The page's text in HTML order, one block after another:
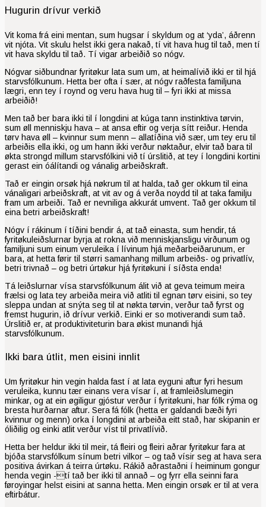
Hugurin drívur verkið
Vit koma frá eini mentan, sum hugsar í skyldum og at ‘yda’, áðrenn
vit njóta. Vit skulu helst ikki gera nakað, tí vit hava hug til tað, men tí
vit hava skyldu til tað. Tí vigar arbeiðið so nógv.
Nógvar siðbundnar fyritøkur lata sum um, at heimalívið ikki er til hjá
starvsfólkunum. Hetta ber ofta í sær, at nógv raðfesta familjuna
lægri, enn tey í roynd og veru hava hug til – fyri ikki at missa
arbeiðið!
Men tað ber bara ikki til í longdini at kúga tann instinktiva tørvin,
sum øll menniskju hava – at ansa eftir og verja sítt reiður. Henda
tørv hava øll – kvinnur sum menn – allatíðina við sær, um tey eru til
arbeiðis ella ikki, og um hann ikki verður nøktaður, elvir tað bara til
økta strongd millum starvsfólkini við tí úrslitið, at tey í longdini kortini
gerast ein óálítandi og vánalig arbeiðskraft.
Tað er eingin orsøk hjá nøkrum til at halda, tað ger okkum til eina
vánaligari arbeiðskraft, at vit av og á verða noydd til at taka familju
fram um arbeiði. Tað er nevniliga akkurát um­vent. Tað ger okk­um til
eina betri arbeiðskraft!
Nógv í rákinum í tíðini bendir á, at tað einasta, sum hendir, tá
fyritøkuleiðslurnar byrja at rokna við menniskjansligu virðunum og
familjuni sum einum veruleika í lívinum hjá meðarbeiðarunum, er
bara, at hetta førir til størri samanhang millum arbeiðs- og privatlív,
betri trivnað – og betri úrtøkur hjá fyritøkuni í síðsta enda!
Tá leiðslurnar vísa starvsfólkunum álit við at geva teimum meira
frælsi og lata tey arbeiða meira við atliti til egnan tørv eisini, so tey
sleppa undan at snýta seg til at nøkta tørvin, verður tað fyrst og
fremst hugurin, ið drívur verkið. Einki er so motiverandi sum tað.
Úrslitið er, at produktiviteturin bara økist munandi hjá
starvsfólkunum.
Ikki bara útlit, men eisini innlit
Um fyritøkur hin vegin halda fast í at lata eyguni aftur fyri hesum
veruleika, kunnu tær einans vera vísar í, at framleiðslumegin
minkar, og at ein øgiligur gjóstur verður í fyritøkuni, har fólk rýma og
bresta hurðarnar aftur. Sera fá fólk (hetta er galdandi bæði fyri
kvinnur og menn) orka í longdini at arbeiða eitt stað, har skipanin er
óliðilig og einki atlit verður víst til privatlívið.
Hetta ber heldur ikki til meir, tá fleiri og fleiri aðrar fyritøkur fara at
bjóða starvsfólkum sínum betri vilkor – og tað vísir seg at hava sera
positiva ávirkan á teirra úrtøku. Rákið aðrastaðni í heiminum gongur
henda vegin -tí tað ber ikki til annað – og fyrr ella seinni fara
føroyingar helst eisini at sanna hetta. Men eingin orsøk er til at vera
eftirbátur.